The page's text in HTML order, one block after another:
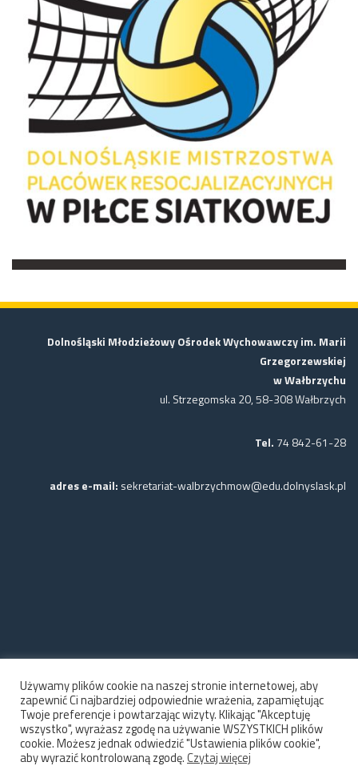
Dolnośląski Młodzieżowy Ośrodek Wychowawczy im. Marii
Grzegorzewskiej
w Wałbrzychu
ul. Strzegomska 20, 58-308 Wałbrzych
Tel. 74 842-61-28
adres e-mail: sekretariat-walbrzychmow@edu.dolnyslask.pl
Używamy plików cookie na naszej stronie internetowej, aby
zapewnić Ci najbardziej odpowiednie wrażenia, zapamiętując
Twoje preferencje i powtarzając wizyty. Klikając "Akceptuję
wszystko", wyrażasz zgodę na używanie WSZYSTKICH plików
cookie. Możesz jednak odwiedzić "Ustawienia plików cookie",
aby wyrazić kontrolowaną zgodę.Czytaj więcej